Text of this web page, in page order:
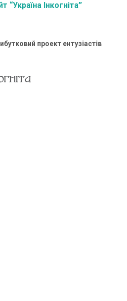
“Україна Інкогніта”
проект ентузіастів